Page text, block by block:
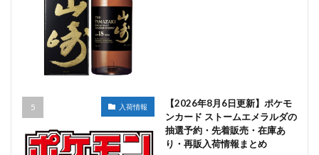
入荷情報
【2026年8月6日更新】ポケモ
ンカード ストームエメラルダの
抽選予約・先着販売・在庫あ
り・再販入荷情報まとめ